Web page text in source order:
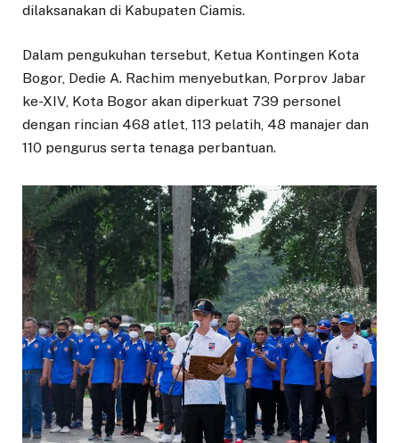
dilaksanakan di Kabupaten Ciamis.
Dalam pengukuhan tersebut, Ketua Kontingen Kota
Bogor, Dedie A. Rachim menyebutkan, Porprov Jabar
ke-XIV, Kota Bogor akan diperkuat 739 personel
dengan rincian 468 atlet, 113 pelatih, 48 manajer dan
110 pengurus serta tenaga perbantuan.